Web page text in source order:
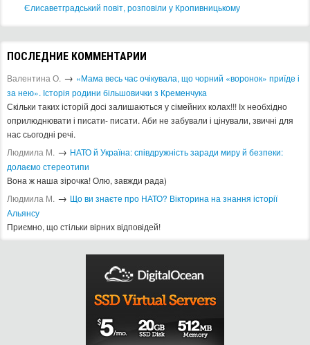
Єлисаветградський повіт, розповіли у Кропивницькому
ПОСЛЕДНИЕ КОММЕНТАРИИ
Валентина О. → «Мама весь час очікувала, що чорний «воронок» приїде і
за нею». Історія родини більшовички з Кременчука
Скільки таких історій досі залишаються у сімейних колах!!! Іх необхідно
оприлюднювати і писати- писати. Аби не забували і цінували, звичні для
нас сьогодні речі.
Людмила М. → ​НАТО й Україна: співдружність заради миру й безпеки:
долаємо стереотипи
Вона ж наша зірочка! Олю, завжди рада)
Людмила М. → Що ви знаєте про НАТО? Вікторина на знання історії
Альянсу ​
Приємно, що стільки вірних відповідей!